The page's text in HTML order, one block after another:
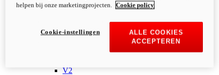
V2
helpen bij onze marketingprojecten.
Cookie policy
ALLE COOKIES
ACCEPTEREN
Cookie-instellingen